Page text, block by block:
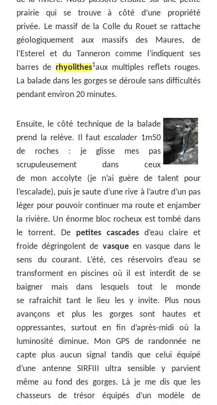
prairie qui se trouve à côté d’une propriété
privée. Le massif de la Colle du Rouet se rattache
géologiquement aux massifs des Maures, de
l’Esterel et du Tanneron comme l’indiquent ses
barres de rhyolithes1aux multiples reflets rouges.
La balade dans les gorges se déroule sans difficultés
pendant environ 20 minutes.
Ensuite, le côté technique de la balade
prend la relève. Il fautescalader1m50
de roches : je glisse mes pas
scrupuleusement dans ceux
de mon accolyte (je n’ai guère de talent pour
l’escalade), puis je saute d’une rive à l’autre d’un pas
léger pour pouvoir continuer ma route et enjamber
la rivière. Un énorme bloc rocheux est tombé dans
le torrent. De petites cascadesd’eau claire et
froide dégringolent de vasqueen vasque dans le
sens du courant. L’été, ces réservoirs d’eau se
transforment en piscines où il est interdit de se
baigner mais dans lesquels tout le monde
se rafraichit tant le lieu les y invite. Plus nous
avançons et plus les gorges sont hautes et
oppressantes, surtout en fin d’après-midi où la
luminosité diminue. Mon GPS de randonnée ne
capte plus aucun signal tandis que celui équipé
d’une antenne SIRFIII ultra sensible y parvient
même au fond des gorges. Là je me dis que les
chasseurs de trésor équipés d’un modèle de